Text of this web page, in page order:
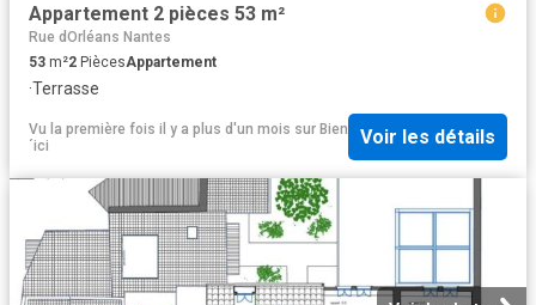
Appartement 2 pièces 53 m²
Rue dOrléans Nantes
53 m²2 PiècesAppartement
·Terrasse
Vu la première fois il y a plus d'un mois sur Bien
´ici
Voir les détails